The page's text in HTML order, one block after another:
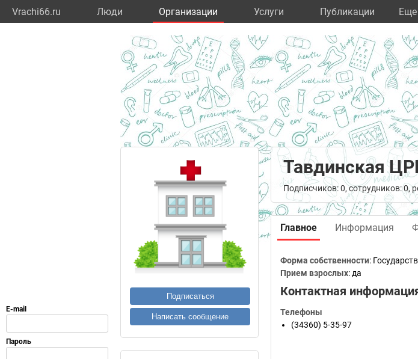
Vrachi66.ru Люди Организации Услуги Публикации Eще
Подписаться
Написать сообщение
Тавдинская
Подписчиков: 0, сотрудников: 0,
Главное Информация
Форма собственности:
Прием взрослых: да
Контактная
Телефоны
(34360) 5-35-97